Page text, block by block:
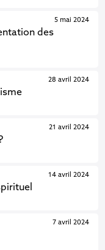
des
5 mai 2024
28 avril 2024
21 avril 2024
14 avril 2024
7 avril 2024